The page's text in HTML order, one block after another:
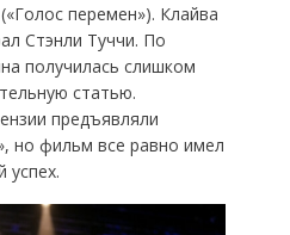
перемен»). Клайва
Стэнли Туччи. По
получилась слишком
статью.
предъявляли
но фильм все равно имел
успех.